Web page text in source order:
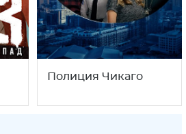
Полиция Чикаго